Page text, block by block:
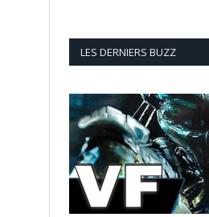
LES DERNIERS BUZZ